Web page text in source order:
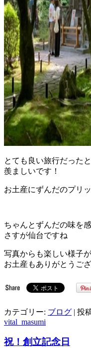
とても良い旅行だった
羨ましいです！
お土産にずんだのプリ
ちゃんとずんだの味を
さすが仙台ですね
写真からも楽しい様子
お土産もありがとうご
カテゴリー: ブログ | 投
vital_masumi
祝！創立記念日